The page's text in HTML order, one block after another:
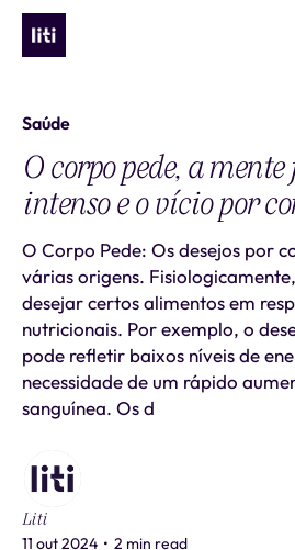
Saúde
O corpo pede, a
intenso e o vício por
O Corpo Pede: Os desejos por
várias origens.
desejar certos alimentos em
nutricionais. Por exemplo, o
pode refletir baixos níveis de
necessidade de um rápido
sanguínea. Os d
Liti
11 out 2024 • 2 min read